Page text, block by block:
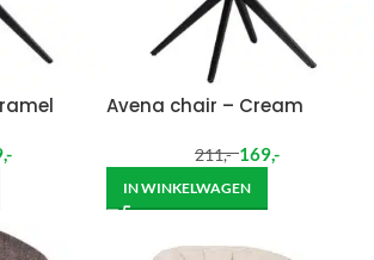
,-
Avena chair – Cream
211,- 169,-
IN WINKELWAGEN